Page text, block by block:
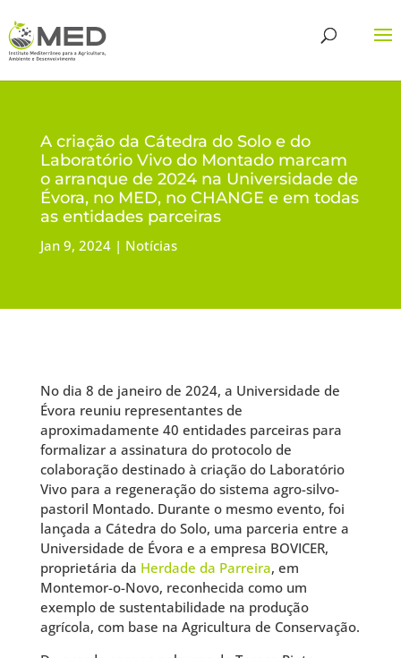
A criação da Cátedra do Solo e do
Laboratório Vivo do Montado marcam
o arranque de 2024 na Universidade de
Évora, no MED, no CHANGE e em todas
as entidades parceiras
Jan 9, 2024 Notícias
No dia 8 de janeiro de 2024, a Universidade de
Évora reuniu representantes de
aproximadamente 40 entidades parceiras para
formalizar a assinatura do protocolo de
colaboração destinado à criação do Laboratório
Vivo para a regeneração do sistema agro-silvo-
pastoril Montado. Durante o mesmo evento, foi
lançada a Cátedra do Solo, uma parceria entre a
Universidade de Évora e a empresa BOVICER,
proprietária da Herdade da Parreira, em
Montemor-o-Novo, reconhecida como um
exemplo de sustentabilidade na produção
agrícola, com base na Agricultura de Conservação.